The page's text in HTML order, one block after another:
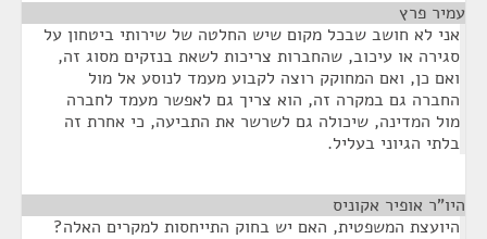
עמיר פרץ
אני לא חושב שבכל מקום שיש החלטה של שירותי ביטחון על
סגירה או עיכוב, שהחברות צריכות לשאת בנזקים מסוג זה,
ואם כן, ואם המחוקק רוצה לקבוע מעמד לנוסע אל מול
החברה גם במקרה זה, הוא צריך גם לאפשר מעמד לחברה
מול המדינה, שיכולה גם לשרשר את התביעה, כי אחרת זה
בלתי הגיוני בעליל.
היו"ר אופיר אקוניס
היועצת המשפטית, האם יש בחוק התייחסות למקרים האלה?